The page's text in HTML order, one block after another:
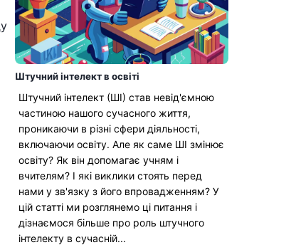
Штучний інтелект в освіті
Штучний інтелект (ШІ) став невід'ємною
частиною нашого сучасного життя,
проникаючи в різні сфери діяльності,
включаючи освіту. Але як саме ШІ змінює
освіту? Як він допомагає учням і
вчителям? І які виклики стоять перед
нами у зв'язку з його впровадженням? У
цій статті ми розглянемо ці питання і
дізнаємося більше про роль штучного
інтелекту в сучасній...